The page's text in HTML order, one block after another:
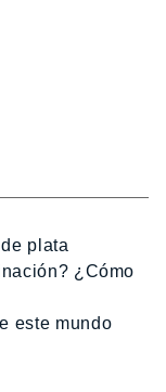
plata
¿Cómo
este mundo